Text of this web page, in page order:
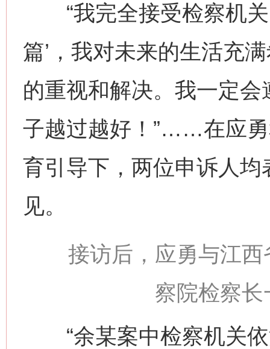
“我完全接受检察机关
篇’，我对未来的生活充
的重视和解决。我一定
子越过越好！”……在应
育引导下，两位申诉人
见。
接访后，应勇与江西
察院检察
“余某案中检察机关依